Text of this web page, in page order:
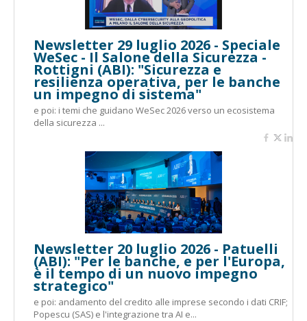
Newsletter 29 luglio 2026 - Speciale
WeSec - Il Salone della Sicurezza -
Rottigni (ABI): "Sicurezza e
resilienza operativa, per le banche
un impegno di sistema"
e poi: i temi che guidano WeSec 2026 verso un ecosistema
della sicurezza ...
Newsletter 20 luglio 2026 - Patuelli
(ABI): "Per le banche, e per l'Europa,
è il tempo di un nuovo impegno
strategico"
e poi: andamento del credito alle imprese secondo i dati CRIF;
Popescu (SAS) e l'integrazione tra AI e...